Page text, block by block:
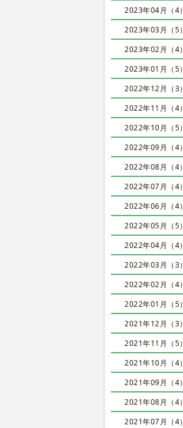
2023年04月（4）
2023年03月（5）
2023年02月（4）
2023年01月（5）
2022年12月（3）
2022年11月（4）
2022年10月（5）
2022年09月（4）
2022年08月（4）
2022年07月（4）
2022年06月（4）
2022年05月（5）
2022年04月（4）
2022年03月（3）
2022年02月（4）
2022年01月（5）
2021年12月（3）
2021年11月（5）
2021年10月（4）
2021年09月（4）
2021年08月（4）
2021年07月（4）